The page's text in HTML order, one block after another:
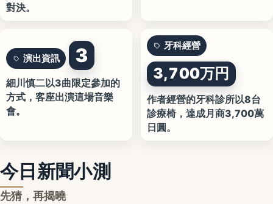
對決。
演出資訊 3
細川慎二以3曲限定參加的
方式，客座出演這場音樂
會。
牙科經營
3,700万円
作者經營的牙科診所以8台
診療椅，達成月商3,700萬
日圓。
今日新聞小測
先猜，再揭曉